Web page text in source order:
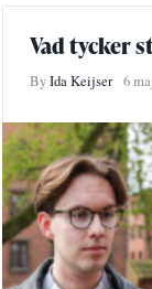
Vad tycker
ByIda Keijser 6